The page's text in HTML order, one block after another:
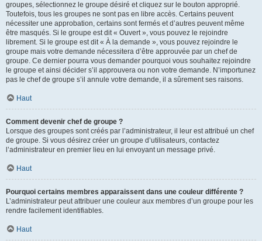
groupes, sélectionnez le groupe désiré et cliquez sur le bouton approprié.
Toutefois, tous les groupes ne sont pas en libre accès. Certains peuvent
nécessiter une approbation, certains sont fermés et d’autres peuvent même
être masqués. Si le groupe est dit « Ouvert », vous pouvez le rejoindre
librement. Si le groupe est dit « À la demande », vous pouvez rejoindre le
groupe mais votre demande nécessitera d’être approuvée par un chef de
groupe. Ce dernier pourra vous demander pourquoi vous souhaitez rejoindre
le groupe et ainsi décider s’il approuvera ou non votre demande. N’importunez
pas le chef de groupe s’il annule votre demande, il a sûrement ses raisons.
Haut
Comment devenir chef de groupe ?
Lorsque des groupes sont créés par l’administrateur, il leur est attribué un chef
de groupe. Si vous désirez créer un groupe d’utilisateurs, contactez
l’administrateur en premier lieu en lui envoyant un message privé.
Haut
Pourquoi certains membres apparaissent dans une couleur différente ?
L’administrateur peut attribuer une couleur aux membres d’un groupe pour les
rendre facilement identifiables.
Haut